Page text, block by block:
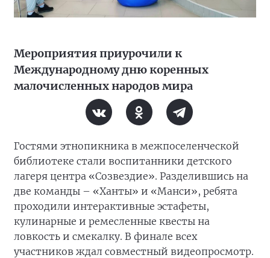
Мероприятия приурочили к
Международному дню коренных
малочисленных народов мира
Гостями этнопикника в межпоселенческой
библиотеке стали воспитанники детского
лагеря центра «Созвездие». Разделившись на
две команды – «Ханты» и «Манси», ребята
проходили интерактивные эстафеты,
кулинарные и ремесленные квесты на
ловкость и смекалку. В финале всех
участников ждал совместный видеопросмотр.